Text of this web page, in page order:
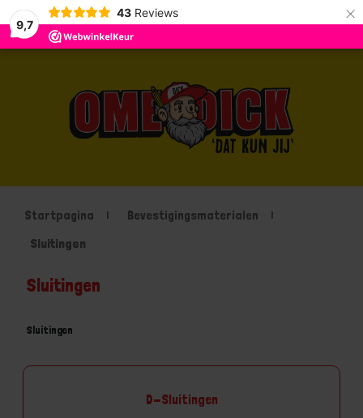
9,7
43 Reviews ×
Startpagina
Bevestigingsmaterialen
Sluitingen
Sluitingen
Sluitingen
D-Sluitingen